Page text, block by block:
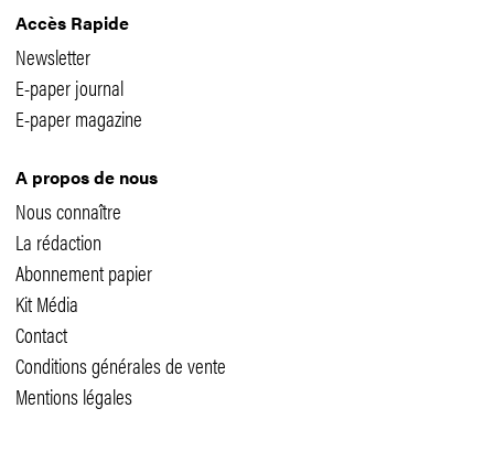
Accès Rapide
Newsletter
E-paper journal
E-paper magazine
A propos de nous
Nous connaître
La rédaction
Abonnement papier
Kit Média
Contact
Conditions générales de vente
Mentions légales